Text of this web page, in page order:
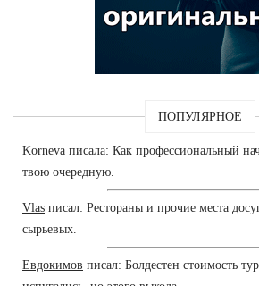
ПОПУЛЯРНОЕ
Korneva писала: Как профессиональный
твою очередную.
Vlas писал: Рестораны и прочие места
сырьевых.
Евдокимов писал: Болдестен стоимость